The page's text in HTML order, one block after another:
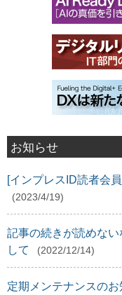
お知らせ
[インプレスID読者会
(2023/4/19)
記事の続きが読めな
して
(2022/12/14)
定期メンテナンスのお